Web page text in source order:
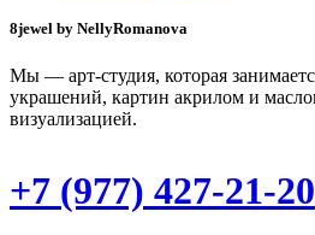
8jewel by NellyRomanova
Мы — арт-студия, которая
украшений, картин акрилом и
визуализацией.
+7 (977) 427-21-20